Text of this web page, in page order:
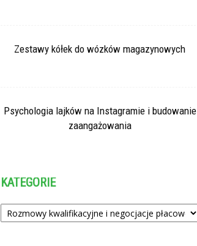
Zestawy kółek do wózków magazynowych
Psychologia lajków na Instagramie i budowanie
zaangażowania
KATEGORIE
Kategorie